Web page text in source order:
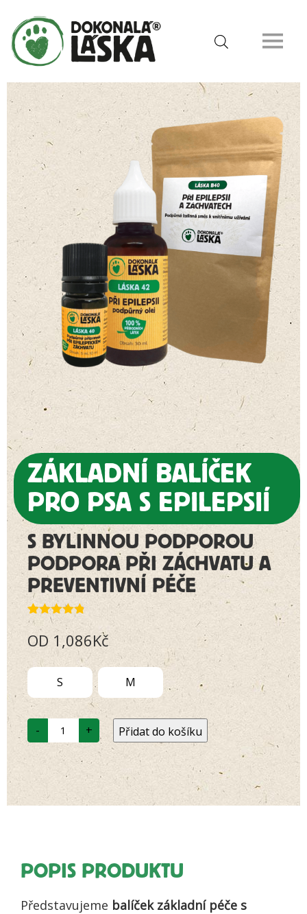
ZÁKLADNÍ BALÍČEK
PRO PSA S EPILEPSIÍ
S BYLINNOU PODPOROU
PODPORA PŘI ZÁCHVATU A
PREVENTIVNÍ PÉČE
Hodnoceno
4.72z 5
na základě
18
hodnocení
zákazníků
OD 1,086Kč
S M
- Základní
balíček
pro
psa
epilepsií
bylinnou
+ Přidat do košíku
POPIS PRODUKTU
Představujeme balíček základní péče s